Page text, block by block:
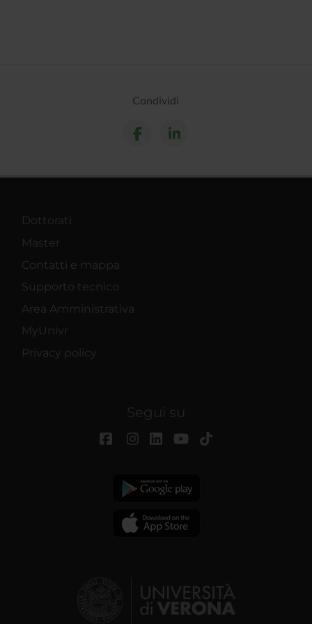
Condividi
Dottorati
Master
Contatti e mappa
Supporto tecnico
Area Amministrativa
MyUnivr
Privacy policy
Segui su